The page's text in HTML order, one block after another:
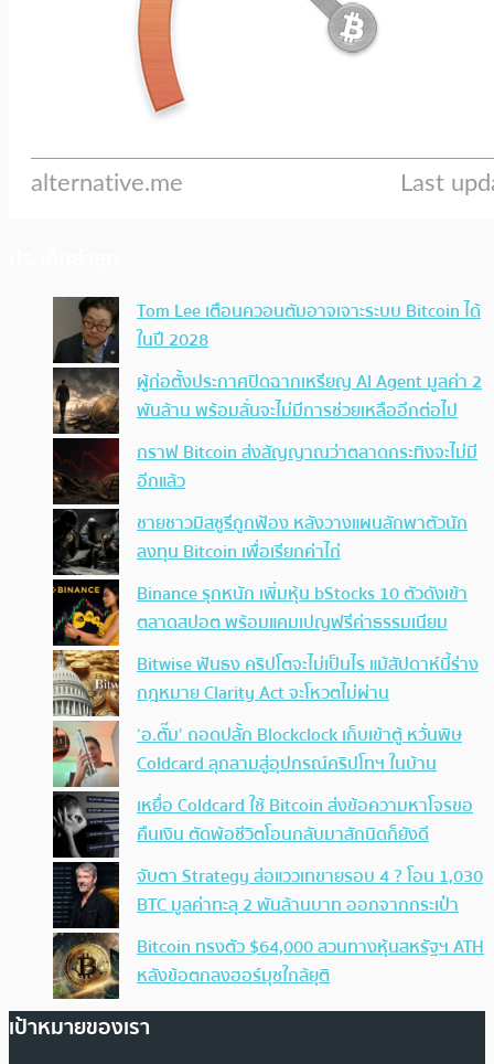
Tom Lee เตือนควอนตัมอาจเจาะระบบ Bitcoin ได้
ในปี 2028
ผู้ก่อตั้งประกาศปิดฉากเหรียญ AI Agent มูลค่า 2
พันล้าน พร้อมลั่นจะไม่มีการช่วยเหลืออีกต่อไป
กราฟ Bitcoin ส่งสัญญาณว่าตลาดกระทิงจะไม่มี
อีกแล้ว
ชายชาวมิสซูรีถูกฟ้อง หลังวางแผนลักพาตัวนัก
ลงทุน Bitcoin เพื่อเรียกค่าไถ่
Binance รุกหนัก เพิ่มหุ้น bStocks 10 ตัวดังเข้า
ตลาดสปอต พร้อมแคมเปญฟรีค่าธรรมเนียม
Bitwise ฟันธง คริปโตจะไม่เป็นไร แม้สัปดาห์นี้ร่าง
กฎหมาย Clarity Act จะโหวตไม่ผ่าน
‘อ.ตั๊ม’ ถอดปลั้ก Blockclock เก็บเข้าตู้ หวั่นพิษ
Coldcard ลุกลามสู่อุปกรณ์คริปโทฯ ในบ้าน
เหยื่อ Coldcard ใช้ Bitcoin ส่งข้อความหาโจรขอ
คืนเงิน ตัดพ้อชีวิตโอนกลับมาสักนิดก็ยังดี
จับตา Strategy ส่อแววเทขายรอบ 4 ? โอน 1,030
BTC มูลค่าทะลุ 2 พันล้านบาท ออกจากกระเป๋า
Bitcoin ทรงตัว $64,000 สวนทางหุ้นสหรัฐฯ ATH
หลังข้อตกลงฮอร์มุซใกล้ยุติ
เป้าหมายของเรา